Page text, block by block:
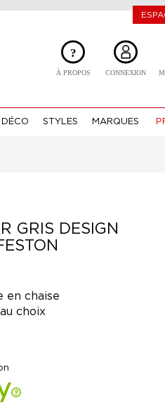
?
À PROPOS CONNEXION
DÉCO STYLES MARQUES
GRIS DESIGN
en chaise
choix